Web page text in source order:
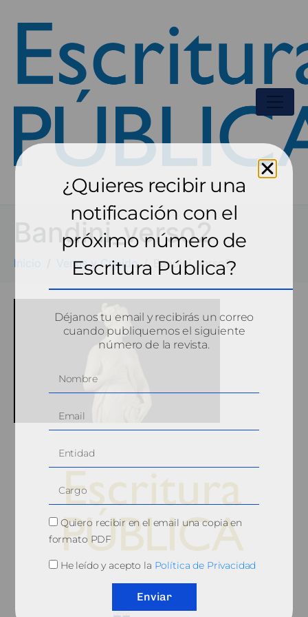
Bandini_verso2
Inicio Venus y Cupido Bandini_verso2
© 2010, Consejo General del Notariado
¿Quieres recibir una
notificación con el
próximo número de
Escritura Pública?
Déjanos tu email y recibirás un correo
cuando publiquemos el siguiente
número de la revista.
Quiero recibir en el email una copia en
formato PDF
He leído y acepto la Política de Privacidad
Enviar